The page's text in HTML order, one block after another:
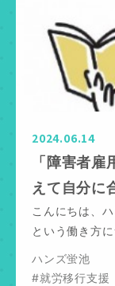
2024.06.14
「障害者
えて自分に
こんにちは、
という働き方
ハンズ蛍池
#就労移行支援